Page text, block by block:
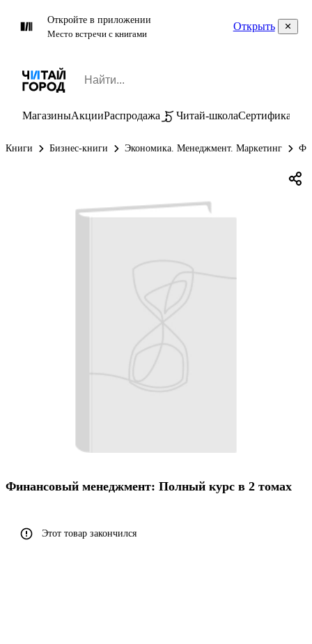
Откройте в приложении
Место встречи с книгами
Открыть
МагазиныАкцииРаспродажа Читай-школаСертификаты
Книги Бизнес-книги Экономика. Менеджмент. Маркетинг
Финансовый менеджмент: Полный курс в 2 томах
Этот товар закончился